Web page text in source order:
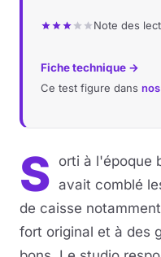
Note des
Fiche technique →
Ce test figure dans
S orti à l'époque
avait comblé
de caisse
fort original et à des